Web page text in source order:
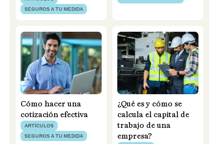
SEGUROS A TU MEDIDA
Cómo hacer una
cotización efectiva
ARTÍCULOS
SEGUROS A TU MEDIDA
¿Qué es y cómo se
calcula el capital de
trabajo de una
empresa?